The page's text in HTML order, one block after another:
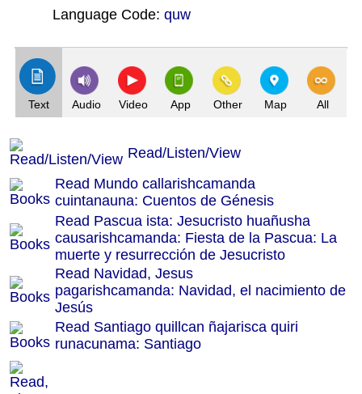
Language Code: quw
Text Audio Video App Other Map All
Read/Listen/View
Read Mundo callarishcamanda
cuintanauna: Cuentos de Génesis
Read Pascua ista: Jesucristo huañusha
causarishcamanda: Fiesta de la Pascua: La
muerte y resurrección de Jesucristo
Read Navidad, Jesus
pagarishcamanda: Navidad, el nacimiento de
Jesús
Read Santiago quillcan ñajarisca quiri
runacunama: Santiago